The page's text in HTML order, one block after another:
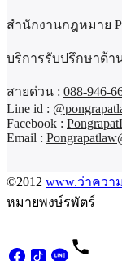
สำนักงานกฎหมาย
บริการรับปรึกษาด้า
สายด่วน : 088-946-
Line id :
Facebook :
Email :
©2012 www.ว่าควา
หมายพงษ์รพัตร์